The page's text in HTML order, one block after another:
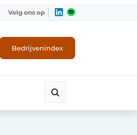
Volg ons op
Bedrijvenindex